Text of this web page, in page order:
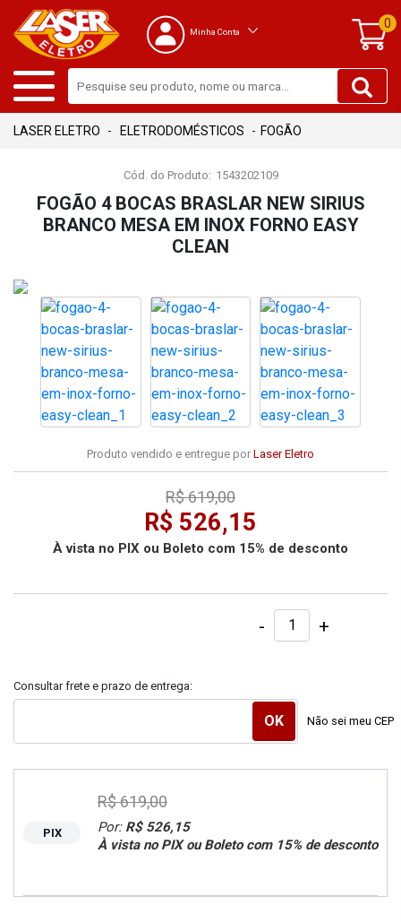
Minha Conta
0
ELETRODOMÉSTICOS FOGÃO
Cód. do Produto: 1543202109
FOGÃO 4 BOCAS BRASLAR NEW SIRIUS
BRANCO MESA EM INOX FORNO EASY
CLEAN
Produto vendido e entregue por Laser Eletro
R$ 526,15
À vista no PIX ou Boleto com 15% de desconto
R$ 619,00
- +
Consultar frete e prazo de entrega:
Não sei meu CEP
PIX Por: R$ 526,15
À vista no PIX ou Boleto com 15% de desconto
R$ 619,00